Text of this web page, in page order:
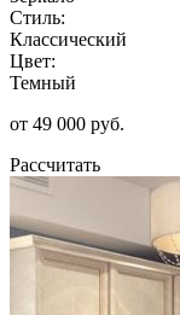
Стиль:
Классический
Цвет:
Темный
от 49 000 руб.
Рассчитать